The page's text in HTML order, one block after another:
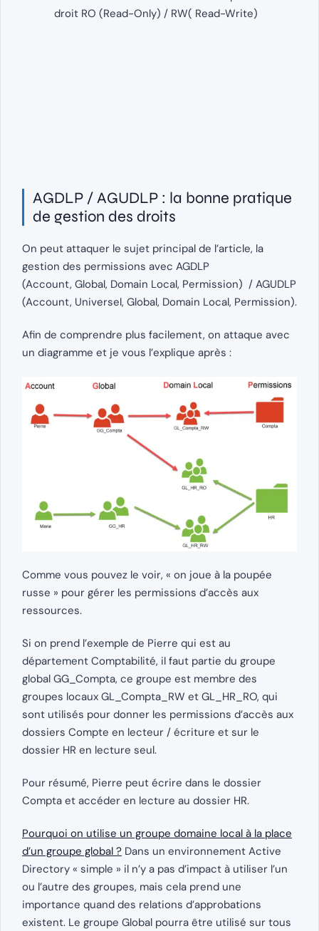
droit RO (Read-Only) / RW( Read-Write)
AGDLP / AGUDLP : la bonne pratique
de gestion des droits
On peut attaquer le sujet principal de l’article, la
gestion des permissions avec AGDLP
(Account, Global, Domain Local, Permission) / AGUDLP
(Account, Universel, Global, Domain Local, Permission).
Afin de comprendre plus facilement, on attaque avec
un diagramme et je vous l’explique après :
Comme vous pouvez le voir, « on joue à la poupée
russe » pour gérer les permissions d’accès aux
ressources.
Si on prend l’exemple de Pierre qui est au
département Comptabilité, il faut partie du groupe
global GG_Compta, ce groupe est membre des
groupes locaux GL_Compta_RW et GL_HR_RO, qui
sont utilisés pour donner les permissions d’accès aux
dossiers Compte en lecteur / écriture et sur le
dossier HR en lecture seul.
Pour résumé, Pierre peut écrire dans le dossier
Compta et accéder en lecture au dossier HR.
Pourquoi on utilise un groupe domaine local à la place
d’un groupe global ? Dans un environnement Active
Directory « simple » il n’y a pas d’impact à utiliser l’un
ou l’autre des groupes, mais cela prend une
importance quand des relations d’approbations
existent. Le groupe Global pourra être utilisé sur tous